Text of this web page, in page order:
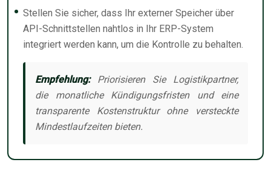
Stellen Sie sicher, dass Ihr externer Speicher über
API-Schnittstellen nahtlos in Ihr ERP-System
integriert werden kann, um die Kontrolle zu behalten.
Empfehlung:Priorisieren Sie Logistikpartner,
die monatliche Kündigungsfristen und eine
transparente Kostenstruktur ohne versteckte
Mindestlaufzeiten bieten.